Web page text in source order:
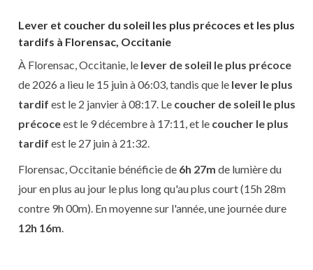
Lever et coucher du soleil les plus précoces et les plus
tardifs à Florensac, Occitanie
À Florensac, Occitanie, le lever de soleil le plus précoce
de 2026 a lieu le 15 juin à 06:03, tandis que le lever le plus
tardif est le 2 janvier à 08:17. Le coucher de soleil le plus
précoceest le 9 décembre à 17:11, et le coucher le plus
tardif est le 27 juin à 21:32.
Florensac, Occitanie bénéficie de 6h 27m de lumière du
jour en plus au jour le plus long qu'au plus court (15h 28m
contre 9h 00m). En moyenne sur l'année, une journée dure
12h 16m